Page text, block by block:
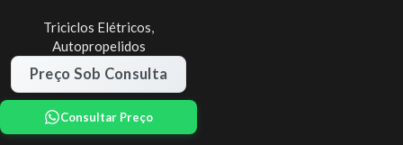
Triciclos Elétricos,
Autopropelidos
Preço Sob Consulta
Consultar Preço